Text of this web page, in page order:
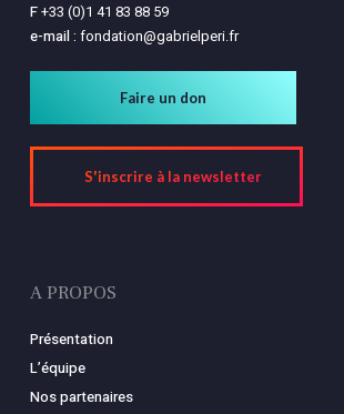
F+33 (0)1 41 83 88 59
e-mail : fondation@gabrielperi.fr
Faire un don
S'inscrire à la newsletter
A PROPOS
Présentation
L’équipe
Nos partenaires